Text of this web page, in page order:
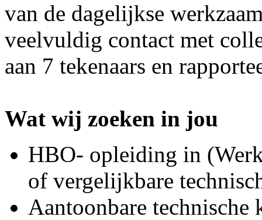
van de dagelijkse
veelvuldig contact met
aan 7 tekenaars en
Wat wij zoeken in jou
HBO- opleiding in
of vergelijkbare
Aantoonbare technische